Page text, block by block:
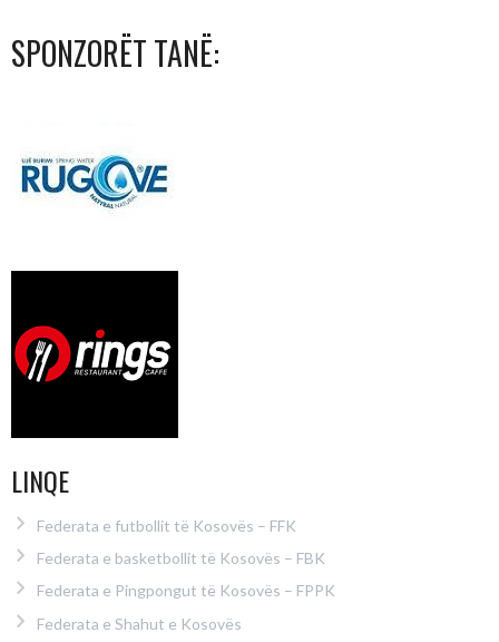
SPONZORËT TANË:
LINQE
Federata e futbollit të Kosovës – FFK
Federata e basketbollit të Kosovës – FBK
Federata e Pingpongut të Kosovës – FPPK
Federata e Shahut e Kosovës